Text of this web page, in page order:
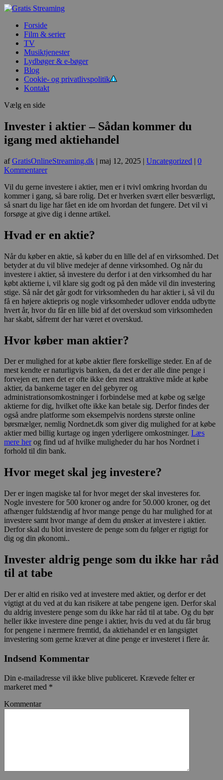
Forside
Film & serier
TV
Musiktjenester
Lydbøger & e-bøger
Blog
Cookie- og privatlivspolitik
Kontakt
Vælg en side
Invester i aktier – Sådan kommer du
igang med aktiehandel
afGratisOnlineStreaming.dk | maj 12, 2025 | Uncategorized | 0
Kommentarer
Vil du gerne investere i aktier, men er i tvivl omkring hvordan du
kommer i gang, så bare rolig. Det er hverken svært eller besværligt,
så snart du lige har fået en ide om hvordan det fungere. Det vil vi
forsøge at give dig i denne artikel.
Hvad er en aktie?
Når du køber en aktie, så køber du en lille del af en virksomhed. Det
betyder at du vil blive medejer af denne virksomhed. Og når du
investere i aktier, så investere du derfor i at den virksomhed du har
købt aktierne i, vil klare sig godt og på den måde vil din investering
stige. Så når det går godt for virksomheden du har aktier i, så vil du
få en højere aktiepris og nogle virksomheder udlover endda udbytte
hvert år, hvor du får en lille bid af det overskud som virksomheden
har skabt, såfremt der har været et overskud.
Hvor køber man aktier?
Der er mulighed for at købe aktier flere forskellige steder. En af de
mest kendte er naturligvis banken, da det er der alle dine penge i
forvejen er, men det er ofte ikke den mest attraktive måde at købe
aktier, da bankerne tager en del gebyrer og
administrationsomkostninger i forbindelse med at købe og sælge
aktierne for dig, hvilket ofte ikke kan betale sig. Derfor findes der
også andre platforme som eksempelvis nordens største online
børsmælger, nemlig Nordnet.dk som giver dig mulighed for at købe
aktier med billig kurtage og ingen yderligere omkostninger. Læs
mere herog find ud af hvilke muligheder du har hos Nordnet i
forhold til din bank.
Hvor meget skal jeg investere?
Der er ingen magiske tal for hvor meget der skal investeres for.
Nogle investere for 500 kroner og andre for 50.000 kroner, og det
afhænger fuldstændig af hvor mange penge du har mulighed for at
investere samt hvor mange af dem du ønsker at investere i aktier.
Derfor skal du blot investere de penge som du følger er rigtigt for
dig og din økonomi..
Invester aldrig penge som du ikke har råd
til at tabe
Der er altid en risiko ved at investere med aktier, og derfor er det
vigtigt at du ved at du kan risikere at tabe pengene igen. Derfor skal
du aldrig investere penge som du ikke har råd til at tabe. Og du bør
heller ikke investere dine penge i aktier, hvis du ved at du får brug
for pengene i nærmere fremtid, da aktiehandel er en langsigtet
investering som gerne kræver at dine penge er investeret i flere år.
Indsend Kommentar
Din e-mailadresse vil ikke blive publiceret. Krævede felter er
markeret med *
Kommentar